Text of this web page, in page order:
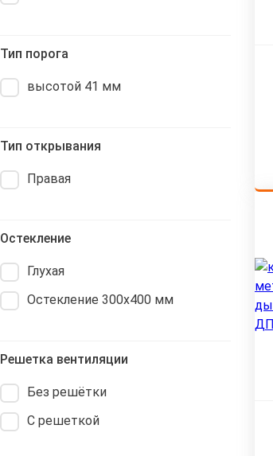
Тип порога
высотой 41 мм
Тип открывания
Правая
Остекление
Глухая
Остекление 300х400 мм
Решетка вентиляции
Без решётки
С решеткой